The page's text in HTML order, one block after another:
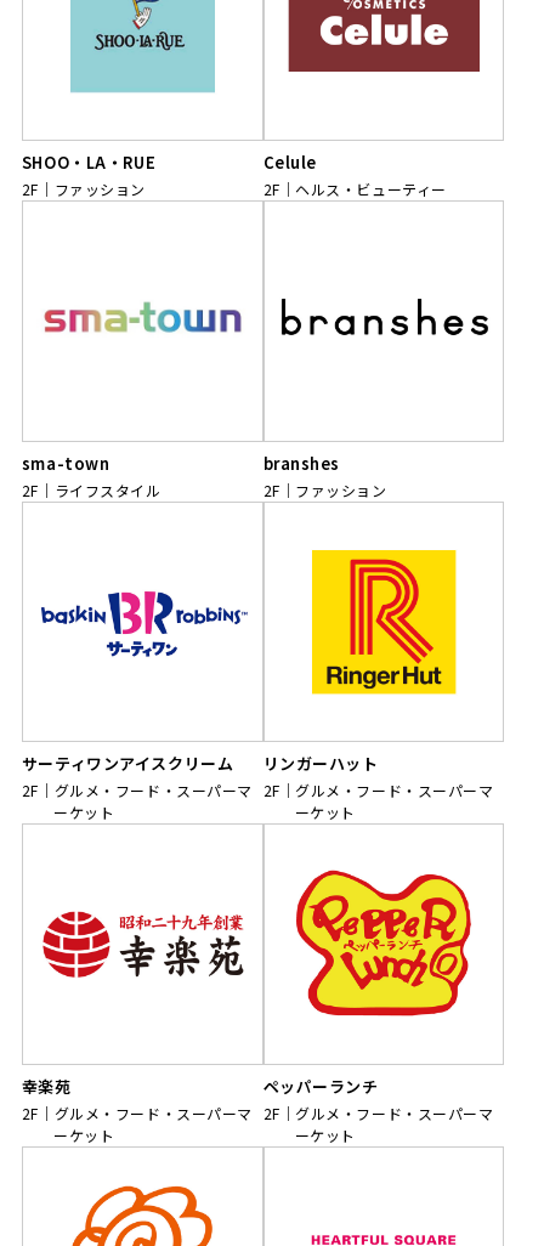
SHOO・LA・RUE
2F ファッション
Celule
2F ヘルス・ビューティー
sma-town
2F ライフスタイル
branshes
2F ファッション
サーティワンアイスクリーム
2F
グルメ・フード・スーパーマ
ーケット
リンガーハット
2F
グルメ・フード・スーパーマ
ーケット
幸楽苑
2F
グルメ・フード・スーパーマ
ーケット
ペッパーランチ
2F
グルメ・フード・スーパーマ
ーケット